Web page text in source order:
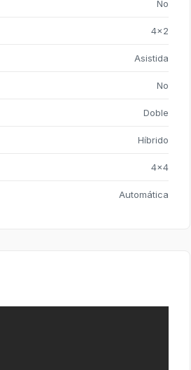
No
4x2
Asistida
No
Doble
Híbrido
4x4
Automática